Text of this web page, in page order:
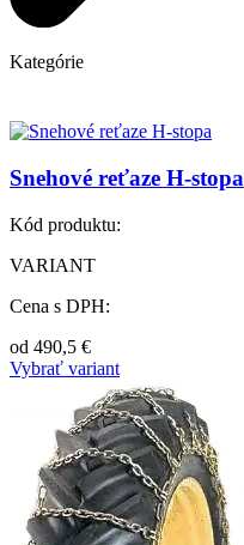
Kategórie
Snehové reťaze H-stopa
Kód produktu:
VARIANT
Cena s DPH:
od 490,5 €
Vybrať variant